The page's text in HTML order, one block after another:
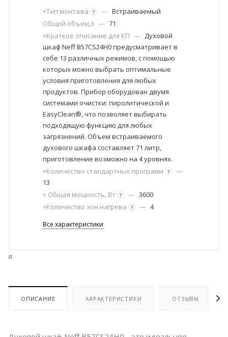
+Тип монтажа ? — Встраиваемый
Общий объем,л — 71
+Краткое описание для КП — Духовой
шкаф Neff B57CS24H0 предусматривает в
себе 13 различных режимов, с помощью
которых можно выбрать оптимальные
условия приготовления для любых
продуктов. Прибор оборудован двумя
системами очистки: пиролитической и
EasyClean®, что позволяет выбирать
подходящую функцию для любых
загрязнений. Объем встраиваемого
духового шкафа составляет 71 литр,
приготовление возможно на 4 уровнях.
+Количество стандартных программ ?
—
13
+ Общая мощность, Вт ? — 3600
+Количество зон нагрева ? — 4
Все характеристики
я
ОПИСАНИЕ ХАРАКТЕРИСТИКИ ОТЗЫВЫ